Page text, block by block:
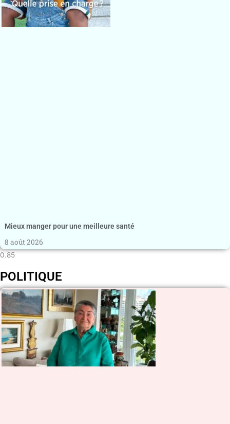
Mieux manger pour une meilleure santé
8 août 2026
POLITIQUE